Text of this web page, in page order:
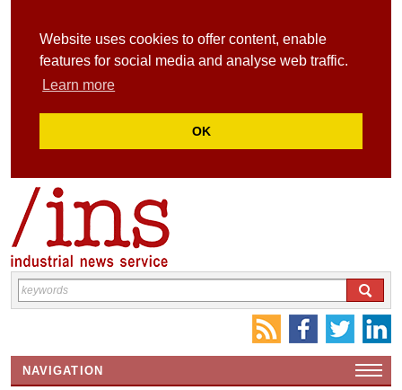
Website uses cookies to offer content, enable
features for social media and analyse web traffic.
Learn more
OK
NAVIGATION